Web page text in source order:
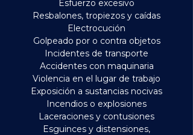
Esfuerzo excesivo
Resbalones, tropiezos y caídas
Electrocución
Golpeado por o contra objetos
Incidentes de transporte
Accidentes con maquinaria
Violencia en el lugar de trabajo
Exposición a sustancias nocivas
Incendios o explosiones
Laceraciones y contusiones
Esguinces y distensiones,